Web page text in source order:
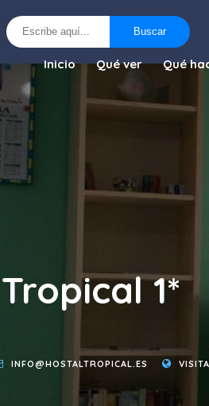
Buscar
Inicio Qué ver Qué
1*
INFO@HOSTALTROPICAL.ES